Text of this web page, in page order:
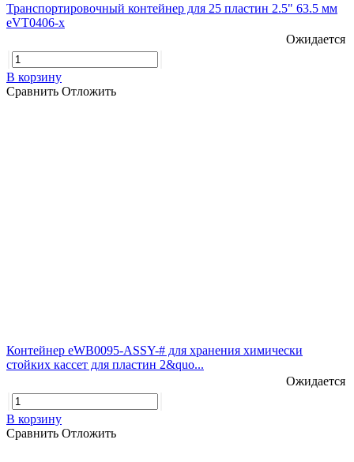
Транспортировочный контейнер для 25 пластин 2.5" 63.5 мм
eVT0406-x
Ожидается
В корзину
Сравнить Отложить
Контейнер eWB0095-ASSY-# для хранения химически
стойких кассет для пластин 2&quo...
Ожидается
В корзину
Сравнить Отложить